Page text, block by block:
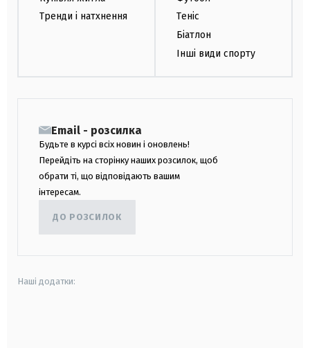
Тренди і натхнення
Теніс
Біатлон
Інші види спорту
Email - розсилка
Будьте в курсі всіх новин і оновлень!
Перейдіть на сторінку наших розсилок, щоб
обрати ті, що відповідають вашим
інтересам.
ДО РОЗСИЛОК
Наші додатки: